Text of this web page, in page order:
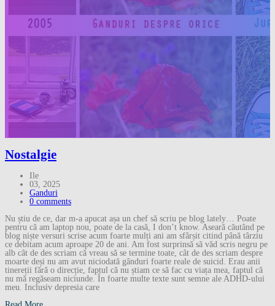
Nostalgie
Ile
03, 2025
Ganduri
0 comments
Nu știu de ce, dar m-a apucat așa un chef să scriu pe blog lately… Poate
pentru că am laptop nou, poate de la casă, I don’t know. Aseară căutând pe
blog niște versuri scrise acum foarte mulți ani am sfârșit citind până târziu
ce debitam acum aproape 20 de ani. Am fost surprinsă să văd scris negru pe
alb cât de des scriam că vreau să se termine toate, cât de des scriam despre
moarte deși nu am avut niciodată gânduri foarte reale de suicid. Erau anii
tinereții fără o direcție, faptul că nu știam ce să fac cu viața mea, faptul că
nu mă regăseam niciunde. În foarte multe texte sunt semne ale ADHD-ului
meu. Inclusiv depresia care